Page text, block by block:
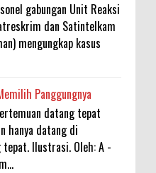
gabungan Unit Reaksi
dan Satintelkam
mengungkap kasus
Panggungnya
datang tepat
hanya datang di
tepat. Ilustrasi. Oleh: A -